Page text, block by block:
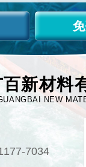
新材料
NEW
7034